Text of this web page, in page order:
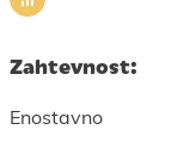
Zahtevnost:
Enostavno